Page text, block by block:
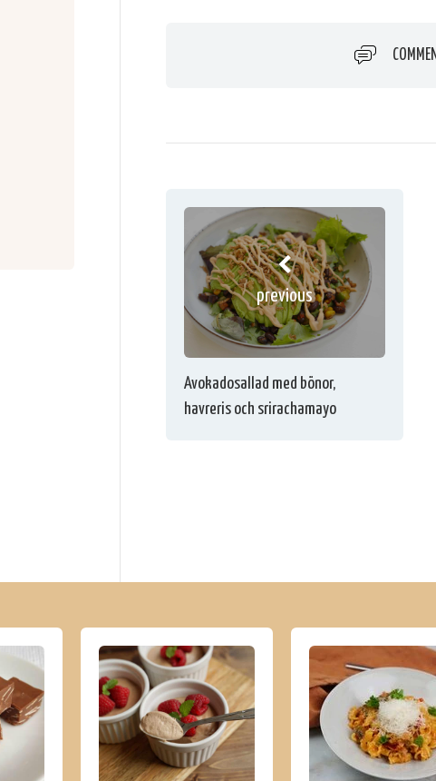
previous
Avokadosallad med bönor,
havreris och srirachamayo